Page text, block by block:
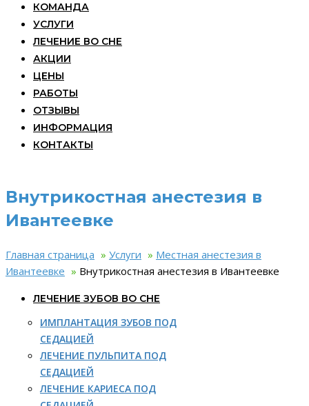
КОМАНДА
УСЛУГИ
ЛЕЧЕНИЕ ВО СНЕ
АКЦИИ
ЦЕНЫ
РАБОТЫ
ОТЗЫВЫ
ИНФОРМАЦИЯ
КОНТАКТЫ
Внутрикостная анестезия в
Ивантеевке
Главная страница » Услуги » Местная анестезия в
Ивантеевке » Внутрикостная анестезия в Ивантеевке
ЛЕЧЕНИЕ ЗУБОВ ВО СНЕ
ИМПЛАНТАЦИЯ ЗУБОВ ПОД
СЕДАЦИЕЙ
ЛЕЧЕНИЕ ПУЛЬПИТА ПОД
СЕДАЦИЕЙ
ЛЕЧЕНИЕ КАРИЕСА ПОД